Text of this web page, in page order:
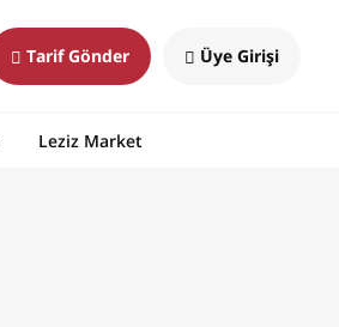
Tarif Gönder Üye Girişi
Leziz Market